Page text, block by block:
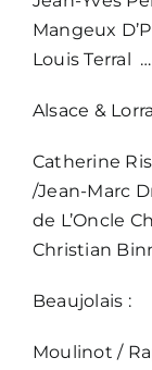
Mangeux
Louis Terral …
Alsace &
Catherine
/Jean-Marc
de L’Oncle
Christian
Beaujolais :
Moulinot /